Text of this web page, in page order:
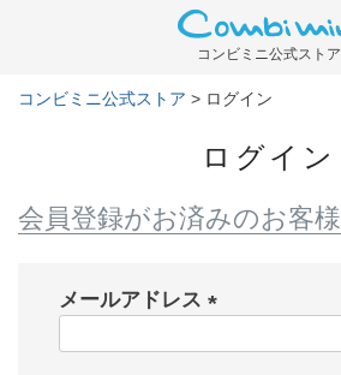
コンビミニ公式ストア
コンビミニ公式ストア ログイン
ログイン
会員登録がお済みのお客様
メールアドレス